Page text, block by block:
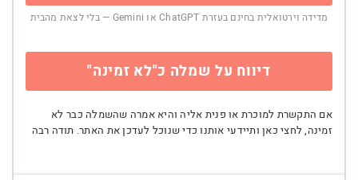
מדידה וירטואלית בחינם בעזרת ChatGPT או Gemini — בלי לצאת מהבית
דיווח על שמלה כ"לא זמינה"
אם התקשרת למוכרת או פנית אליה והיא אמרה שהשמלה כבר לא
זמינה, לחצי כאן ותיידעי אותנו כדי שנוכל לעדכן את האתר. תודה רבה